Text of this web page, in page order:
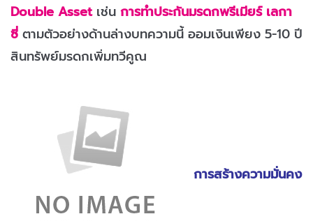
Double Assetเช่น การทำประกันมรดกพรีเมียร์ เลกา
ซี่ ตามตัวอย่างด้านล่างบทความนี้ ออมเงินเพียง 5-10 ปี
สินทรัพย์มรดกเพิ่มทวีคูณ
การสร้างความมั่นคง